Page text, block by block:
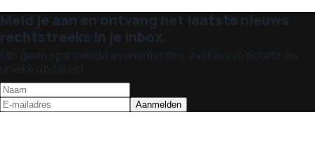
Meld je aan en ontvang het laatste nieuws
rechtstreeks in je inbox.
Mis geen spannende evenementen, exclusieve tickets en
unieke updates!